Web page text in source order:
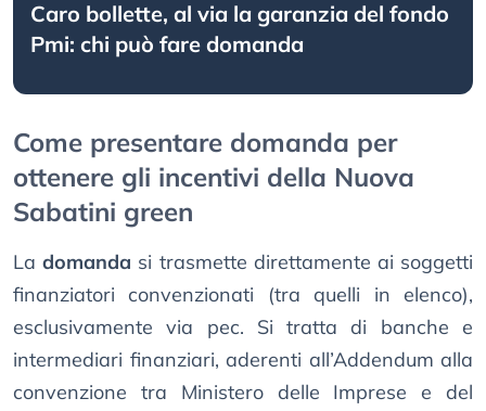
Caro bollette, al via la garanzia del fondo
Pmi: chi può fare domanda
Come presentare domanda per
ottenere gli incentivi della Nuova
Sabatini green
Ladomanda si trasmette direttamente ai soggetti
finanziatori convenzionati (tra quelli in elenco),
esclusivamente via pec. Si tratta di banche e
intermediari finanziari, aderenti all’Addendum alla
convenzione tra Ministero delle Imprese e del